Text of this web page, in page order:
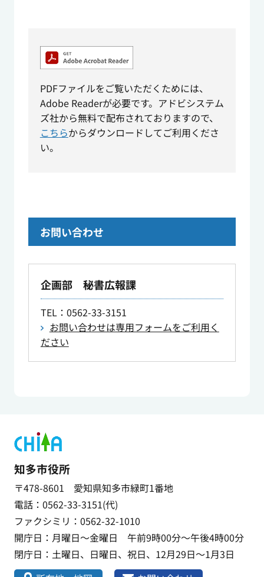
PDFファイルをご覧いただくためには、
Adobe Readerが必要です。アドビシステム
ズ社から無料で配布されておりますので、
こちらからダウンロードしてご利用くださ
い。
お問い合わせ
企画部 秘書広報課
TEL：0562-33-3151
お問い合わせは専用フォームをご利用く
ださい
知多市役所
〒478-8601 愛知県知多市緑町1番地
電話：0562-33-3151(代)
ファクシミリ：0562-32-1010
開庁日：月曜日～金曜日 午前9時00分～午後4時00分
閉庁日：土曜日、日曜日、祝日、12月29日～1月3日